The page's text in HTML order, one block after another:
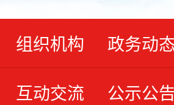
组织机构 政务动
互动交流 公示公